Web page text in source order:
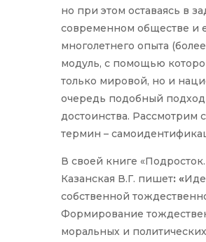
но при этом оставаясь в
современном обществе и
многолетнего опыта
модуль, с помощью
только мировой, но и
очередь подобный подход
достоинства. Рассмотрим
термин –
В своей книге
Казанская В.Г. пишет: «
собственной
Формирование
моральных и